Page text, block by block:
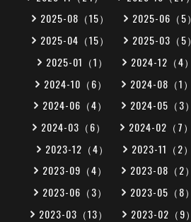
2025-08（15）
2025-06（5）
2025-04（15）
2025-03（5）
2025-01（1）
2024-12（4）
2024-10（6）
2024-08（1）
2024-06（4）
2024-05（3）
2024-03（6）
2024-02（7）
2023-12（4）
2023-11（2）
2023-09（4）
2023-08（2）
2023-06（3）
2023-05（8）
2023-03（13）
2023-02（9）